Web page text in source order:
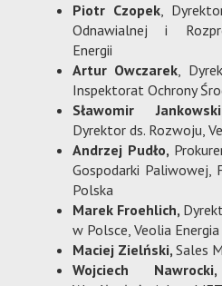
Piotr Czopek,
Odnawialnej i
Energii
Artur Owczarek,
Inspektorat Ochrony
Sławomir
Dyrektor ds. Rozwoju,
Andrzej Pudło,
Gospodarki Paliwowej,
Polska
Marek Froehlich,
w Polsce, Veolia
Maciej Zielński, Sales
Wojciech